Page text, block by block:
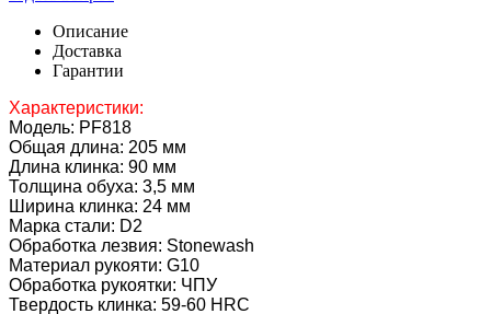
Описание
Доставка
Гарантии
Характеристики:
Модель: PF818
Общая длина: 205 мм
Длина клинка: 90 мм
Толщина обуха: 3,5 мм
Ширина клинка: 24 мм
Марка стали: D2
Обработка лезвия: Stonewash
Материал рукояти: G10
Обработка рукоятки: ЧПУ
Твердость клинка: 59-60 HRC